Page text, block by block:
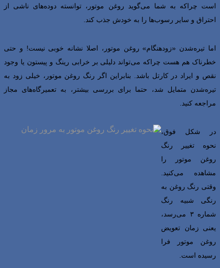
است چراکه به شما می‌گوید روغن موتور، توانسته دوده‌های ناشی از
احتراق و سایر رسوب‌ها را به خودش جذب کند.
اما تیره‌شدن «زودهنگام» روغن موتور، اصلا نشانه خوبی نیست! و حتی
خطرناک هم هست چراکه می‌تواند دلیلی بر خرابی رینگ و پیستون یا وجود
نقص و ایراد در کارتل باشد. بنابراین اگر رنگ روغن موتور، خیلی زود به
تیره‌شدن متمایل شد، حتما برای بررسی بیشتر، به تعمیرگاه‌های مجاز
مراجعه کنید.
در شکل فوق،
نحوه تغییر رنگ
روغن موتور را
مشاهده می‌کنید.
وقتی رنگ روغن به
رنگی شبیه رنگ
شماره ۳ می‌رسد،
یعنی زمان تعویض
روغن موتور فرا
رسیده است.